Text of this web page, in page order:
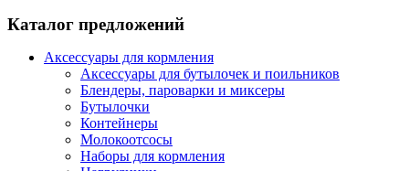
Каталог предложений
Аксессуары для кормления
Аксессуары для бутылочек и поильников
Блендеры, пароварки и миксеры
Бутылочки
Контейнеры
Молокоотсосы
Наборы для кормления